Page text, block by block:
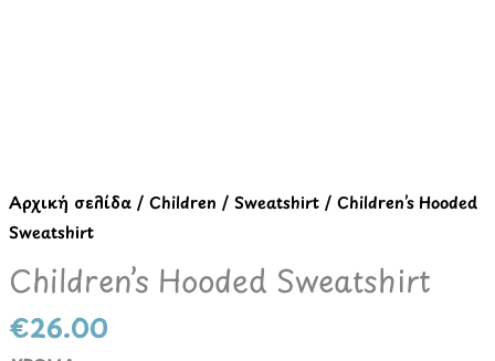
Αρχική σελίδα /Children /Sweatshirt / Children’s Hooded
Sweatshirt
Children’s Hooded Sweatshirt
€26.00